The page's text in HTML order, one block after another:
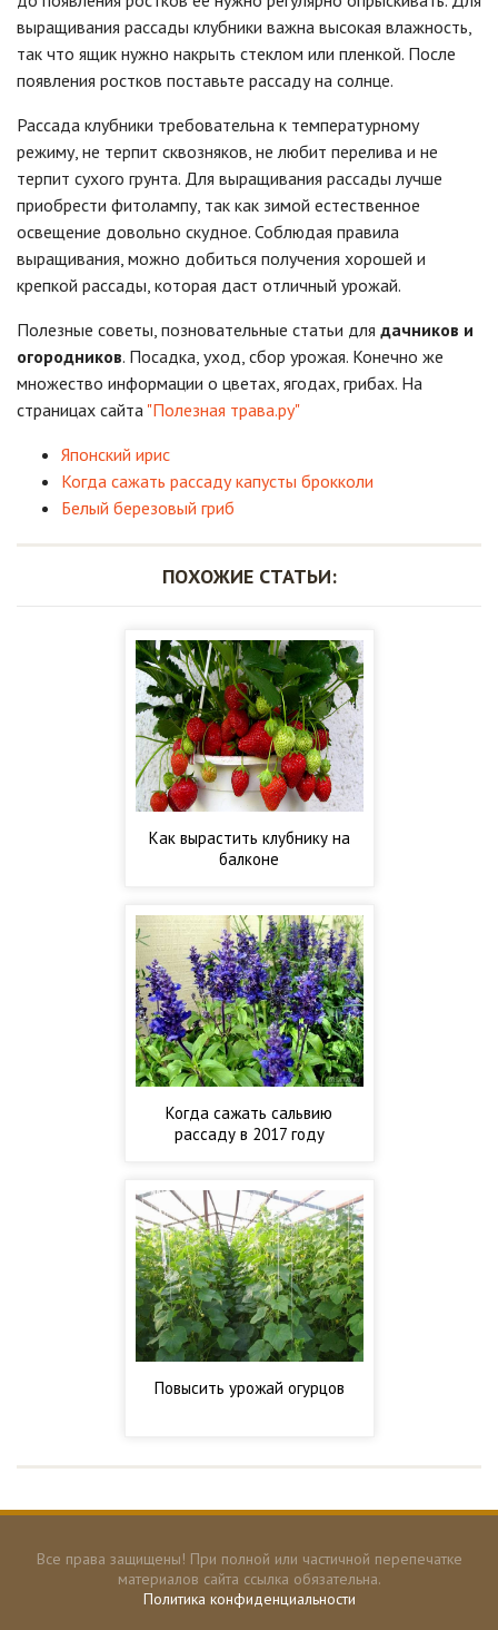
выращивания рассады клубники важна высокая влажность,
так что ящик нужно накрыть стеклом или пленкой. После
появления ростков поставьте рассаду на солнце.
Рассада клубники требовательна к температурному
режиму, не терпит сквозняков, не любит перелива и не
терпит сухого грунта. Для выращивания рассады лучше
приобрести фитолампу, так как зимой естественное
освещение довольно скудное. Соблюдая правила
выращивания, можно добиться получения хорошей и
крепкой рассады, которая даст отличный урожай.
Полезные советы, позновательные статьи для дачников и
огородников. Посадка, уход, сбор урожая. Конечно же
множество информации о цветах, ягодах, грибах. На
страницах сайта "Полезная трава.ру"
Японский ирис
Когда сажать рассаду капусты брокколи
Белый березовый гриб
ПОХОЖИЕ СТАТЬИ:
Как вырастить клубнику на
балконе
Когда сажать сальвию
рассаду в 2017 году
Повысить урожай огурцов
Все права защищены! При полной или частичной перепечатке
материалов сайта ссылка обязательна.
Политика конфиденциальности